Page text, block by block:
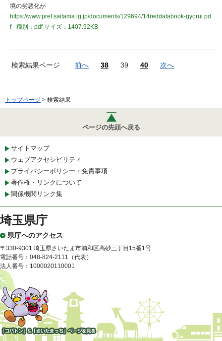
境の劣悪化が
https://www.pref.saitama.lg.jp/documents/129694/14reddatabook-gyorui.pd
f
種別：pdfサイズ：1407.92KB
検索結果ページ 前へ 38 39 40 次へ
トップページ > 検索結果
ページの先頭へ戻る
サイトマップ
ウェブアクセシビリティ
プライバシーポリシー・免責事項
著作権・リンクについて
関係機関リンク集
埼玉県庁
県庁へのアクセス
〒330-9301 埼玉県さいたま市浦和区高砂三丁目15番1号
電話番号：048-824-2111（代表）
法人番号：1000020110001
「コバトン」&「さいたまっ